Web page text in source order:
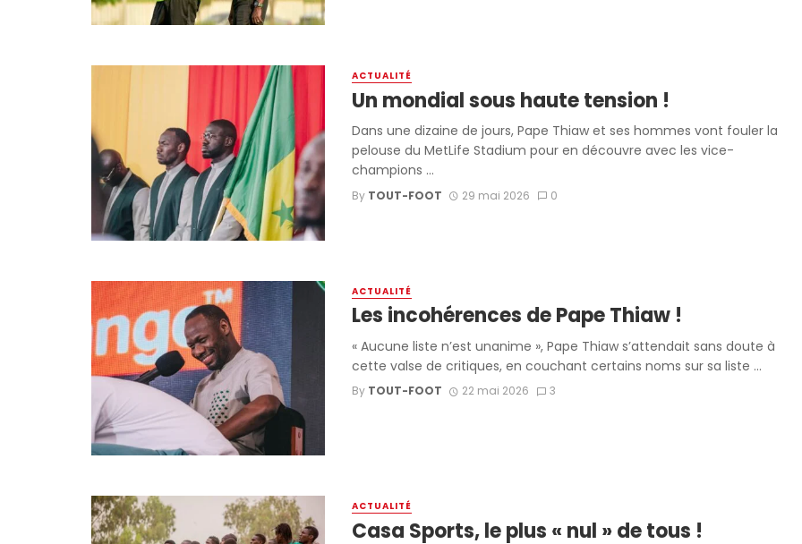
ACTUALITÉ
Un mondial sous haute tension !
Dans une dizaine de jours, Pape Thiaw et ses hommes vont fouler la
pelouse du MetLife Stadium pour en découvre avec les vice-
champions ...
By TOUT-FOOT 29 mai 2026 0
ACTUALITÉ
Les incohérences de Pape Thiaw !
« Aucune liste n’est unanime », Pape Thiaw s’attendait sans doute à
cette valse de critiques, en couchant certains noms sur sa liste ...
By TOUT-FOOT 22 mai 2026 3
ACTUALITÉ
Casa Sports, le plus « nul » de tous !